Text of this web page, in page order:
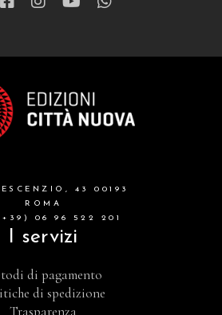
43 00193
ROMA
06 96 522 201
I servizi
di pagamento
di spedizione
Trasparenza